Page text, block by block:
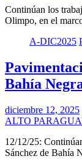
Continúan los
Olimpo, en el
A-DIC2025
Bahía
diciembre 12, 2025
ALTO
12/12/25:
Sánchez de Bahía